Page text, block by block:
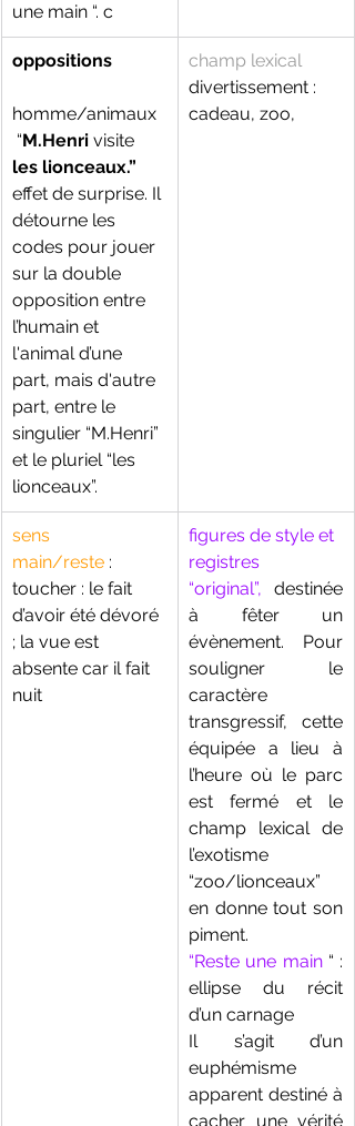
une main “. c
oppositions
homme/animaux
“M.Henri visite
les lionceaux.”
effet de surprise. Il
détourne les
codes pour jouer
sur la double
opposition entre
l’humain et
l'animal d’une
part, mais d'autre
part, entre le
singulier “M.Henri”
et le pluriel “les
lionceaux”.
champ lexical
divertissement :
cadeau, zoo,
sens
main/reste :
toucher : le fait
d’avoir été dévoré
; la vue est
absente car il fait
nuit
figures de style et
registres
“original”, destinée
à fêter un
évènement. Pour
souligner le
caractère
transgressif, cette
équipée a lieu à
l’heure où le parc
est fermé et le
champ lexical de
l’exotisme
“zoo/lionceaux”
en donne tout son
piment.
“Reste une main “ :
ellipse du récit
d’un carnage
Il s’agit d’un
euphémisme
apparent destiné à
cacher une vérité